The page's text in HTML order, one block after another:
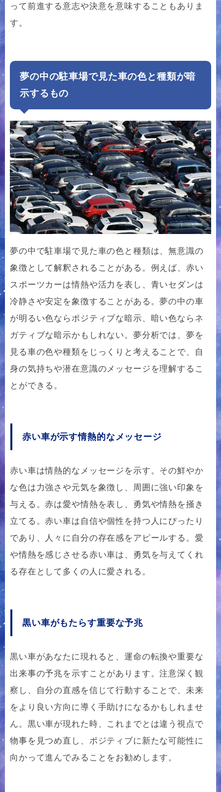
って前進する意志や決意を意味することもありま
す。
夢の中の駐車場で見た車の色と種類が暗
示するもの
夢の中で駐車場で見た車の色と種類は、無意識の
象徴として解釈されることがある。例えば、赤い
スポーツカーは情熱や活力を表し、青いセダンは
冷静さや安定を象徴することがある。夢の中の車
が明るい色ならポジティブな暗示、暗い色ならネ
ガティブな暗示かもしれない。夢分析では、夢を
見る車の色や種類をじっくりと考えることで、自
身の気持ちや潜在意識のメッセージを理解するこ
とができる。
赤い車が示す情熱的なメッセージ
赤い車は情熱的なメッセージを示す。その鮮やか
な色は力強さや元気を象徴し、周囲に強い印象を
与える。赤は愛や情熱を表し、勇気や情熱を掻き
立てる。赤い車は自信や個性を持つ人にぴったり
であり、人々に自分の存在感をアピールする。愛
や情熱を感じさせる赤い車は、勇気を与えてくれ
る存在として多くの人に愛される。
黒い車がもたらす重要な予兆
黒い車があなたに現れると、運命の転換や重要な
出来事の予兆を示すことがあります。注意深く観
察し、自分の直感を信じて行動することで、未来
をより良い方向に導く手助けになるかもしれませ
ん。黒い車が現れた時、これまでとは違う視点で
物事を見つめ直し、ポジティブに新たな可能性に
向かって進んでみることをお勧めします。